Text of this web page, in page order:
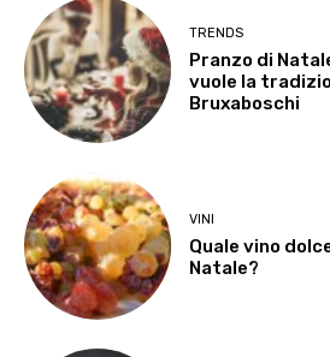
TRENDS
Pranzo di
vuole la
Bruxaboschi
VINI
Quale vino
Natale?